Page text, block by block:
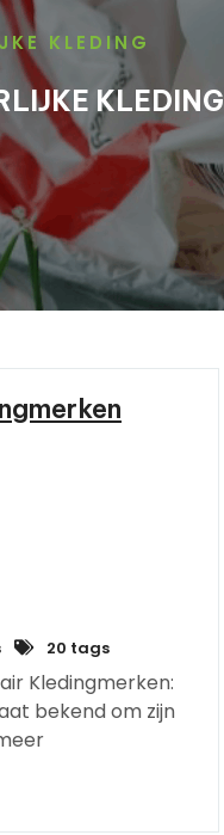
KLEDING
KLEDING
20 tags
Kledingmerken:
bekend om zijn